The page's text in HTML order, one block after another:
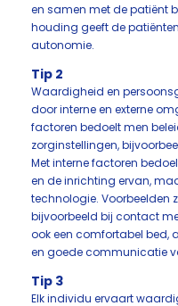
en samen met de patiënt
houding geeft de
autonomie.
Tip 2
Waardigheid en
door interne en externe
factoren bedoelt men
zorginstellingen,
Met interne factoren
en de inrichting ervan,
technologie. Voorbeelden
bijvoorbeeld bij contact
ook een comfortabel bed,
en goede communicatie
Tip 3
Elk individu ervaart